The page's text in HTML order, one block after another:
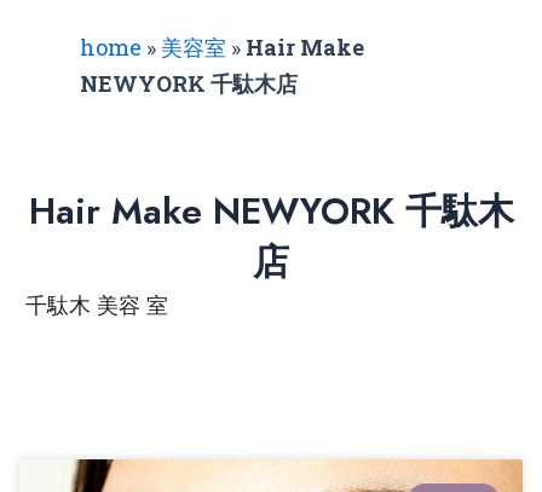
home » 美容室 » Hair Make
NEWYORK 千駄木店
Hair Make NEWYORK 千駄木
店
千駄木 美容 室